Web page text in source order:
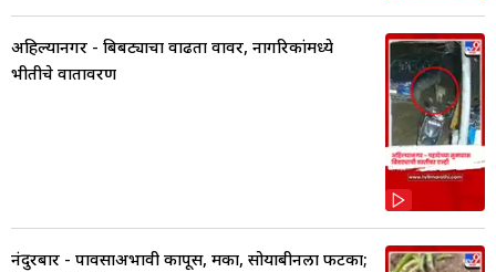
अहिल्यानगर - बिबट्याचा वाढता वावर, नागरिकांमध्ये
भीतीचे वातावरण
नंदुरबार - पावसाअभावी कापूस, मका, सोयाबीनला फटका;